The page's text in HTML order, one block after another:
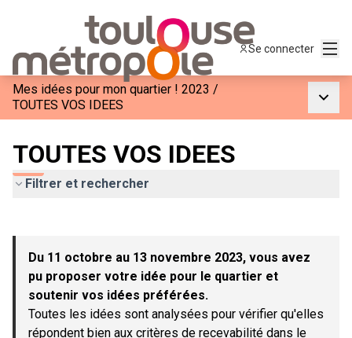
Se connecter
Mes idées pour mon quartier ! 2023 /
TOUTES VOS IDEES
TOUTES VOS IDEES
Filtrer et rechercher
−
Du 11 octobre au 13 novembre 2023, vous avez
pu proposer votre idée pour le quartier et
soutenir vos idées préférées.
Toutes les idées sont analysées pour vérifier qu'elles
répondent bien aux critères de recevabilité dans le